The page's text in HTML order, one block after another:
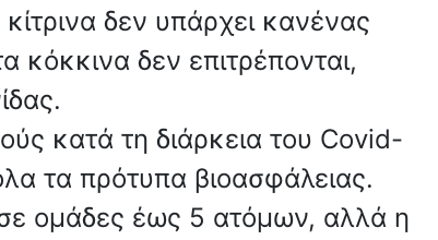
δεν υπάρχει κανένας
κόκκινα δεν επιτρέπονται,
κατά τη διάρκεια του Covid-
τα πρότυπα βιοασφάλειας.
ομάδες έως 5 ατόμων, αλλά η